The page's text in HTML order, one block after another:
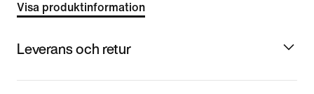
Visa produktinformation
Leverans och retur